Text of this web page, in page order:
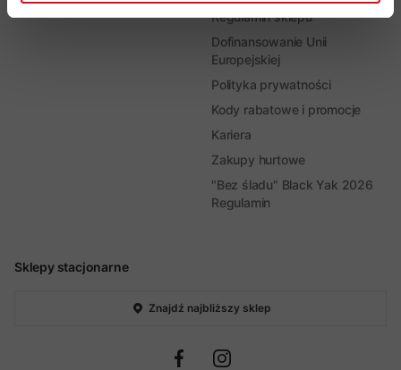
Sklepy stacjonarne
Znajdź najbliższy sklep
Regulamin sklepu
Dofinansowanie Unii
Europejskiej
Polityka prywatności
Kody rabatowe i promocje
Kariera
Zakupy hurtowe
"Bez śladu" Black Yak 2026
Regulamin